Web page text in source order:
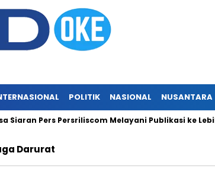
POLITIK NASIONAL NUSANTARA
Pers Persriliscom Melayani Publikasi ke Lebih
Darurat